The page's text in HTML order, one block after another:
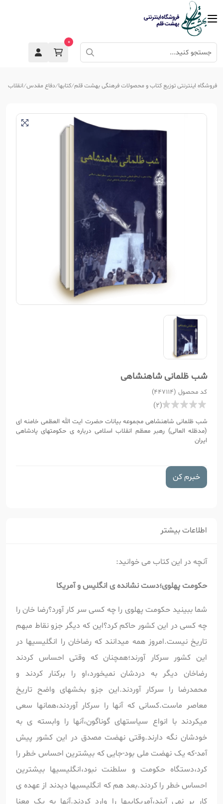
0
فروشگاه اینترنتی توزیع کتاب و محصولات فرهنگی بهشت قلم کتابها دفاع مقدس انقلاب
شب ظلمانی شاهنشاهی
کد محصول (447114)
(2)
شب ظلمانی شاهنشاهی مجموعه بیانات حضرت ایت الله العظمی خامنه ای
(مدظله العالی) رهبر معظم انقلاب اسلامی درباره ی حکومتهای پادشاهی
ایران
خبرم کن
اطلاعات بیشتر
آنچه در این کتاب می خوانید:
حکومت پهلوی؛دست نشانده ی انگلیس و آمریکا
شما ببینید حکومت پهلوی را چه کسی سر کار آورد؟رضا خان را
چه کسی در این کشور حاکم کرد؟این که دیگر جزو نقاط مبهم
تاریخ نیست.امروز همه میدانند که رضاخان را انگلیسیها در
این کشور سرکار آورند؛همچنان که وقتی احساس کردند
رضاخان دیگر به دردشان نمیخورد،او را برکنار کردند و
محمدرضا را سرکار آوردند.این جزو بخشهای واضح تاریخ
معاصر ماست.کسانی که آنها را سرکار آوردند،همانها سعی
میکردند با انواع سیاستهای گوناگون،آنها را وابسته ی به
خودشان نگه دارند.وقتی نهضت مصدق در این کشور پیش
آمد-که یک نهضت ملی بود-جایی که بیشترین احساس خطر را
کرد،دستگاه حکومت و سلطنت نبود،انگلیسیها بیشترین
احساس خطر را کردند.بعد هم که انگلیسیها دیدند از عهده ی
کار بر نمی آیند،آمریکاییها را وارد کردند.آنها به یک معنا